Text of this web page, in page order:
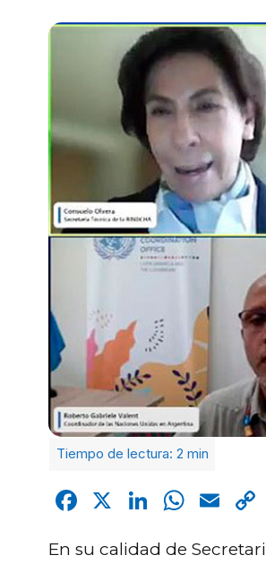
Facebook
X LinkedIn
Email
En su calidad de